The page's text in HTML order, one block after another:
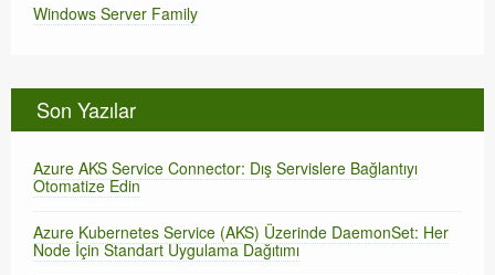
Windows Server Family
Son Yazılar
Azure AKS Service Connector: Dış Servislere Bağlantıyı
Otomatize Edin
Azure Kubernetes Service (AKS) Üzerinde DaemonSet: Her
Node İçin Standart Uygulama Dağıtımı